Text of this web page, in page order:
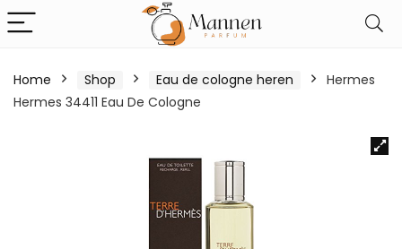
Home Shop Eau de cologne heren
Hermes
Hermes 34411 Eau De Cologne